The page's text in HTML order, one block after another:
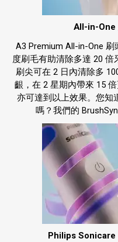
All-in-One
A3 Premium All-in-One
度刷毛有助清除多達 20
刷尖可在 2 日內清除多
齦，在 2 星期內帶來 15
亦可達到以上效果。您知
嗎？我們的
Philips Sonicare